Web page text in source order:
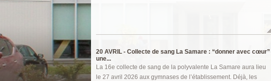
20 AVRIL - Collecte de sang La Samare : “donner avec cœur”
une...
La 16e collecte de sang de la polyvalente La Samare aura lieu
le 27 avril 2026 aux gymnases de l’établissement. Déjà, les